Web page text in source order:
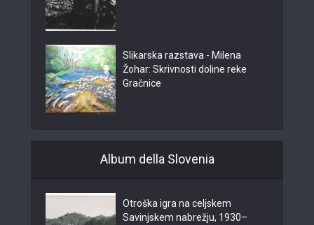
Slikarska razstava - Milena
Žohar: Skrivnosti doline reke
Gračnice
Album della Slovenia
Otroška igra na celjskem
Savinjskem nabrežju, 1930–